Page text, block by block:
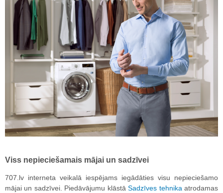
Viss nepieciešamais mājai un sadzīvei
707.lv interneta veikalā iespējams iegādāties visu nepieciešamo
mājai un sadzīvei. Piedāvājumu klāstāSadzīves tehnika atrodamas